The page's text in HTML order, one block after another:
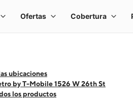
ubicaciones
by T-Mobile 1526 W 26th St
los productos